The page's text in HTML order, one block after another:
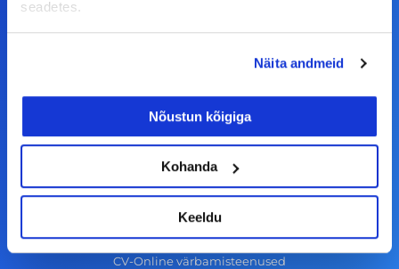
seadetes.
Näita andmeid
Nõustun kõigiga
Kohanda
Keeldu
o
-
r
m
i
e
Aktiveeri tööpakkumiste teavitus
KKK
Tööandjale
CV-Online värbamisteenused